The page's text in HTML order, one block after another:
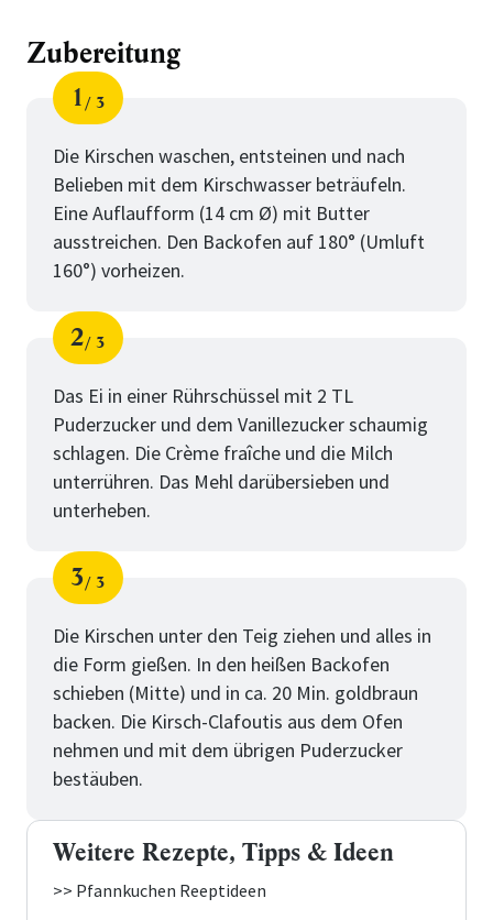
Zubereitung
Schritt
1
von
3
Die Kirschen waschen, entsteinen und nach
Belieben mit dem Kirschwasser beträufeln.
Eine Auflaufform (14 cm Ø) mit Butter
ausstreichen. Den Backofen auf 180° (Umluft
160°) vorheizen.
Schritt
2
von
3
Das Ei in einer Rührschüssel mit 2 TL
Puderzucker und dem Vanillezucker schaumig
schlagen. Die Crème fraîche und die Milch
unterrühren. Das Mehl darübersieben und
unterheben.
Schritt
3
von
3
Die Kirschen unter den Teig ziehen und alles in
die Form gießen. In den heißen Backofen
schieben (Mitte) und in ca. 20 Min. goldbraun
backen. Die Kirsch-Clafoutis aus dem Ofen
nehmen und mit dem übrigen Puderzucker
bestäuben.
Weitere Rezepte, Tipps & Ideen
>> Pfannkuchen Reeptideen